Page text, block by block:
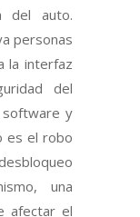
del auto.
personas
la interfaz
del
software y
es el robo
una
afectar el